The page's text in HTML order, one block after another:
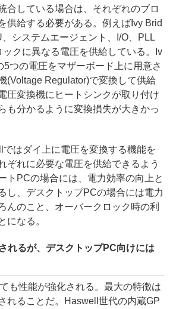
合している場合は、それぞれのブロ
供給する必要がある。例えばIvy Brid
システムエージェント、I/O、PLL
ックに異なる電圧を供給している。Iv
つの電圧をマザーボード上に用意さ
(Voltage Regulator)で変換して供給
圧変換機にヒートシンクが取り付け
も分かるように変換損失が大きかっ
はダイ上に電圧を変換する機能を
ぞれに必要な電圧を供給できるよう
トPCの場合には、電力効率の向上と
し、デスクトップPCの場合には電力
んのこと、オーバークロック時の利
になる。
れるが、デスクトップPC向けには
も性能が強化される。最大の特徴は
れることだ。Haswell世代の内蔵GP